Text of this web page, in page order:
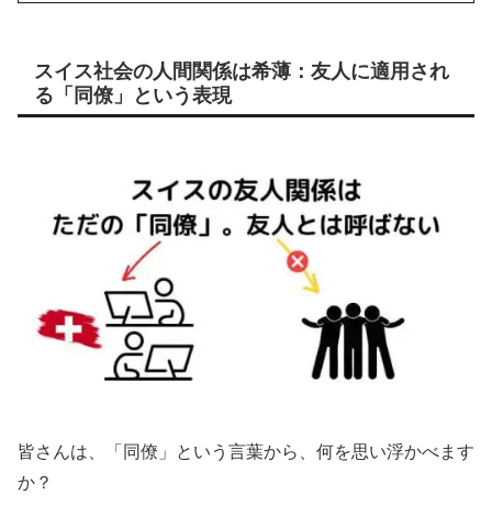
スイス社会の人間関係は希薄：友人に適用され
る「同僚」という表現
皆さんは、「同僚」という言葉から、何を思い浮かべます
か？